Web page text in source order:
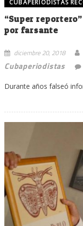
CUBAPERIODISTAS
“Super
por farsante
diciembre 20, 2018
Cubaperiodistas
Durante años falseó